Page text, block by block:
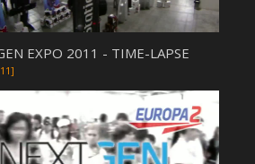
EXPO 2011 - TIME-LAPSE